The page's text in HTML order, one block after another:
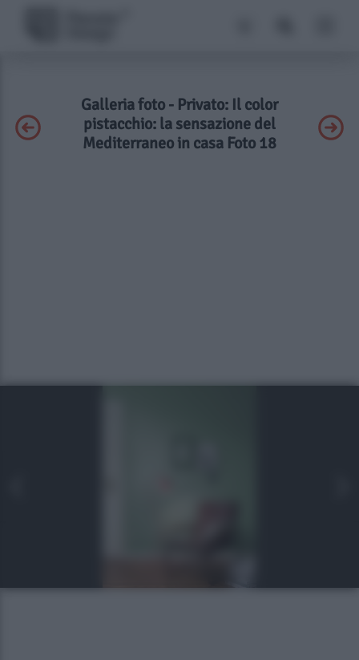
Galleria foto - Privato: Il color
pistacchio: la sensazione del
Mediterraneo in casa Foto 18